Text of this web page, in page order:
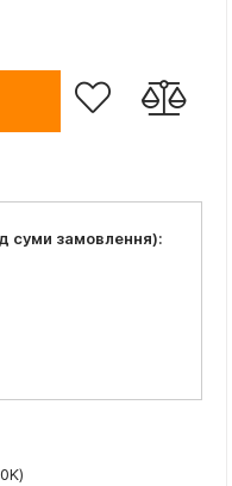
суми замовлення):